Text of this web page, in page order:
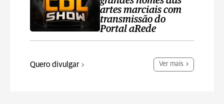
artes marciais com
transmissão do
Portal aRede
Quero divulgar Ver mais